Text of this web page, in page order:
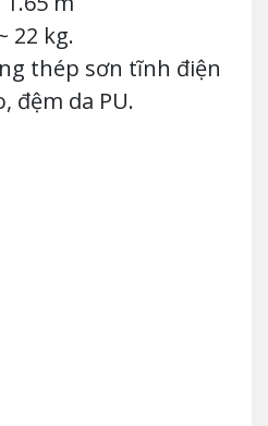
22 kg.
thép sơn tĩnh điện
đệm da PU.